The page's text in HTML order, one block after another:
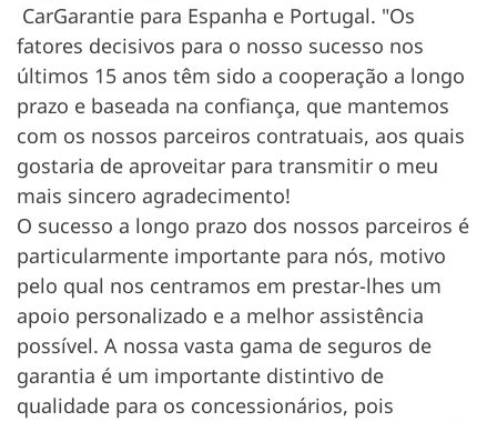
CarGarantie para Espanha e Portugal. "Os
fatores decisivos para o nosso sucesso nos
últimos 15 anos têm sido a cooperação a longo
prazo e baseada na confiança, que mantemos
com os nossos parceiros contratuais, aos quais
gostaria de aproveitar para transmitir o meu
mais sincero agradecimento!
O sucesso a longo prazo dos nossos parceiros é
particularmente importante para nós, motivo
pelo qual nos centramos em prestar-lhes um
apoio personalizado e a melhor assistência
possível. A nossa vasta gama de seguros de
garantia é um importante distintivo de
qualidade para os concessionários, pois